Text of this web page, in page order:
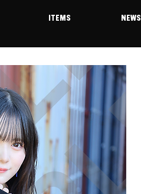
ITEMS NEWS